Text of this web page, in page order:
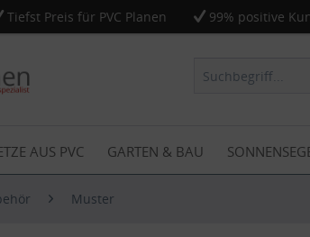
Tiefst Preis für PVC Planen 99% positive
AUS PVC GARTEN & BAU
Muster